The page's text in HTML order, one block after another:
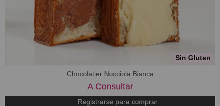
Sin Gluten
Chocolatier Nocciola Bianca
A Consultar
Registrarse para comprar